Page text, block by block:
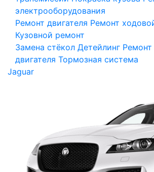
электрооборудования
Ремонт двигателя Ремонт
Кузовной ремонт
Замена стёкол Детейлинг Ремонт
двигателя Тормозная система
Jaguar